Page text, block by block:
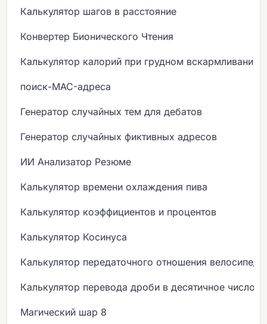
Калькулятор шагов в расстояние
Конвертер Бионического Чтения
Калькулятор калорий при грудном вскармливании
поиск-MAC-адреса
Генератор случайных тем для дебатов
Генератор случайных фиктивных адресов
ИИ Анализатор Резюме
Калькулятор времени охлаждения пива
Калькулятор коэффициентов и процентов
Калькулятор Косинуса
Калькулятор передаточного отношения велосипеда
Калькулятор перевода дроби в десятичное число
Магический шар 8